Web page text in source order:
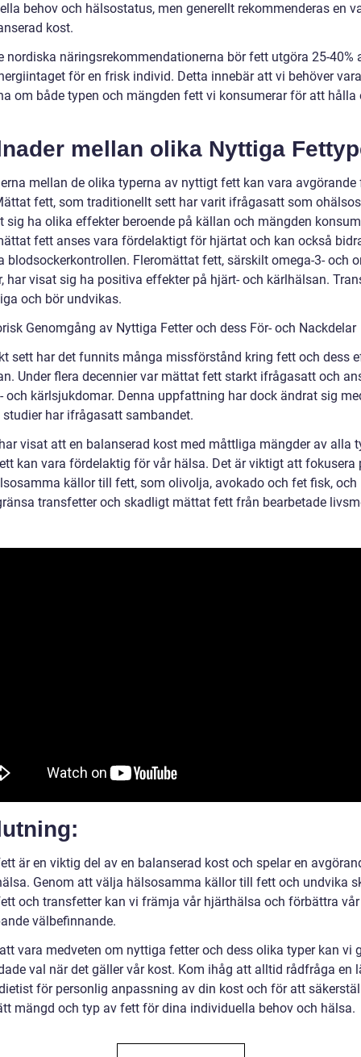
behov och hälsostatus, men generellt rekommenderas en
kost.
nordiska näringsrekommendationerna bör fett utgöra 25-40%
för en frisk individ. Detta innebär att vi behöver vara
om både typen och mängden fett vi konsumerar för att hålla
mellan olika Nyttiga
mellan de olika typerna av nyttigt fett kan vara avgörande
fett, som traditionellt sett har varit ifrågasatt som
sig ha olika effekter beroende på källan och mängden
fett anses vara fördelaktigt för hjärtat och kan också
blodsockerkontrollen. Fleromättat fett, särskilt omega-3- och
har visat sig ha positiva effekter på hjärt- och kärlhälsan.
och bör undvikas.
Genomgång av Nyttiga Fetter och dess För- och Nackdelar
sett har det funnits många missförstånd kring fett och dess
Under flera decennier var mättat fett starkt ifrågasatt och
och kärlsjukdomar. Denna uppfattning har dock ändrat sig
studier har ifrågasatt sambandet.
visat att en balanserad kost med måttliga mängder av alla
kan vara fördelaktig för vår hälsa. Det är viktigt att fokusera
källor till fett, som olivolja, avokado och fet fisk, och
transfetter och skadligt mättat fett från bearbetade
är en viktig del av en balanserad kost och spelar en
Genom att välja hälsosamma källor till fett och undvika
och transfetter kan vi främja vår hjärthälsa och förbättra vår
välbefinnande.
vara medveten om nyttiga fetter och dess olika typer kan vi
val när det gäller vår kost. Kom ihåg att alltid rådfråga en
för personlig anpassning av din kost och för att
mängd och typ av fett för dina individuella behov och hälsa.